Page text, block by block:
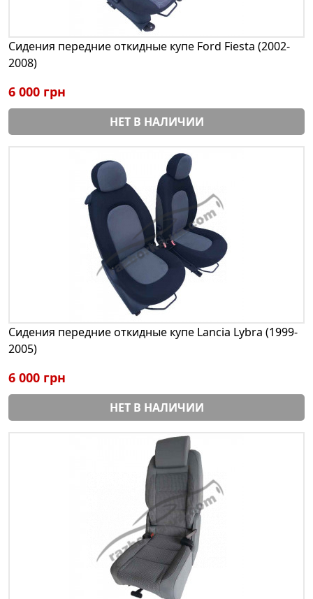
Сидения передние откидные купе Ford Fiesta (2002-
2008)
6 000 грн
НЕТ В НАЛИЧИИ
Сидения передние откидные купе Lancia Lybra (1999-
2005)
6 000 грн
НЕТ В НАЛИЧИИ